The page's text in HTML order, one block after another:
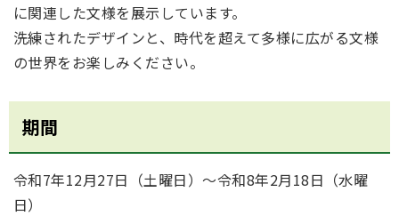
に関連した文様を展示しています。
洗練されたデザインと、時代を超えて多様に広がる文様
の世界をお楽しみください。
期間
令和7年12月27日（土曜日）～令和8年2月18日（水曜
日）